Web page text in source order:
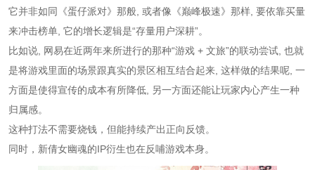
它并非如同《蛋仔派对》那般, 或者像《巅峰极速》那样, 要依靠买量
来冲击榜单, 它的增长逻辑是“存量用户深耕”。
比如说, 网易在近两年来所进行的那种“游戏 + 文旅”的联动尝试, 也就
是将游戏里面的场景跟真实的景区相互结合起来, 这样做的结果呢, 一
方面是使得宣传的成本有所降低, 另一方面还能让玩家内心产生一种
归属感。
这种打法不需要烧钱，但能持续产出正向反馈。
同时，新倩女幽魂的IP衍生也在反哺游戏本身。